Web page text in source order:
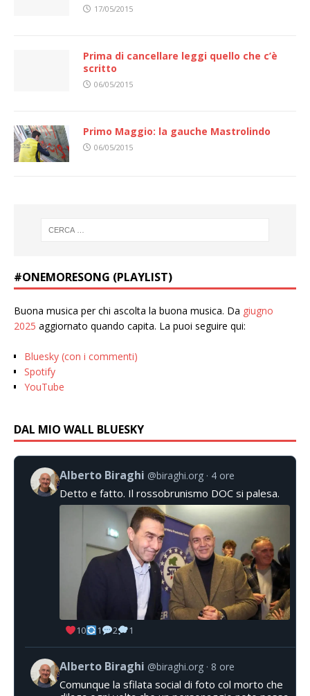
17/05/2015
Prima di cancellare leggi quello che c’è
scritto
06/05/2015
Primo Maggio: la gauche Mastrolindo
06/05/2015
#ONEMORESONG (PLAYLIST)
Buona musica per chi ascolta la buona musica. Da giugno
2025 aggiornato quando capita. La puoi seguire qui:
Bluesky (con i commenti)
Spotify
YouTube
DAL MIO WALL BLUESKY
Alberto Biraghi @biraghi.org 4 ore
Detto e fatto. Il rossobrunismo DOC si palesa.
10 1 2 1
Alberto Biraghi @biraghi.org 8 ore
Comunque la sfilata social di foto col morto che